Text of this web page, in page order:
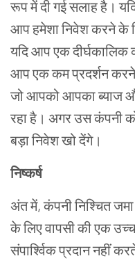
रूप में दी गई सलाह है।
आप हमेशा निवेश करने के
यदि आप एक
आप एक कम प्रदर्शन
जो आपको आपका ब्याज
रहा है। अगर उस कंपनी
बड़ा निवेश खो देंगे।
निष्कर्ष
अंत में, कंपनी निश्चित
के लिए वापसी की एक
संपार्श्विक प्रदान नहीं